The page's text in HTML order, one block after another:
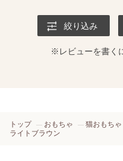
絞り込み
※レビューを書く
トップ おもちゃ 猫おもちゃ
ライトブラウン